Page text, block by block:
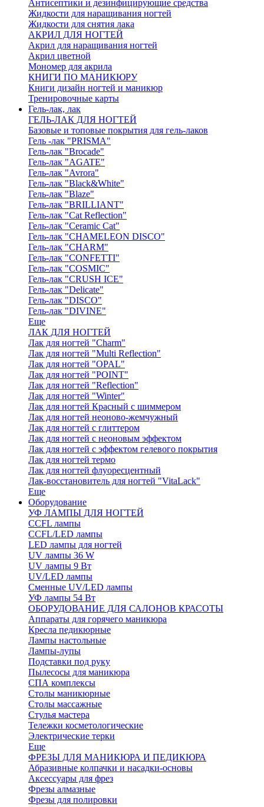
Антисептики и дезинфицирующие средства
Жидкости для наращивания ногтей
Жидкости для снятия лака
АКРИЛ ДЛЯ НОГТЕЙ
Акрил для наращивания ногтей
Акрил цветной
Мономер для акрила
КНИГИ ПО МАНИКЮРУ
Книги дизайн ногтей и маникюр
Тренировочные карты
Гель-лак, лак
ГЕЛЬ-ЛАК ДЛЯ НОГТЕЙ
Базовые и топовые покрытия для гель-лаков
Гель -лак "PRISMA"
Гель-лак "Brocade"
Гель-лак "AGATE"
Гель-лак "Avrora"
Гель-лак "Black&White"
Гель-лак "Blaze"
Гель-лак "BRILLIANT"
Гель-лак "Cat Reflection"
Гель-лак "Ceramic Cat"
Гель-лак "CHAMELEON DISCO"
Гель-лак "CHARM"
Гель-лак "CONFETTI"
Гель-лак "COSMIC"
Гель-лак "CRUSH ICE"
Гель-лак "Delicate"
Гель-лак "DISCO"
Гель-лак "DIVINE"
Еще
ЛАК ДЛЯ НОГТЕЙ
Лак для ногтей "Charm"
Лак для ногтей "Multi Reflection"
Лак для ногтей "OPAL"
Лак для ногтей "POINT"
Лак для ногтей "Reflection"
Лак для ногтей "Winter"
Лак для ногтей Красный с шиммером
Лак для ногтей неоново-жемчужный
Лак для ногтей с глиттером
Лак для ногтей с неоновым эффектом
Лак для ногтей с эффектом гелевого покрытия
Лак для ногтей термо
Лак для ногтей флуоресцентный
Лак-восстановитель для ногтей "VitaLack"
Еще
Оборудование
УФ ЛАМПЫ ДЛЯ НОГТЕЙ
CCFL лампы
CCFL/LED лампы
LED лампы для ногтей
UV лампы 36 W
UV лампы 9 Вт
UV/LED лампы
Сменные UV/LED лампы
УФ лампы 54 Вт
ОБОРУДОВАНИЕ ДЛЯ САЛОНОВ КРАСОТЫ
Аппараты для горячего маникюра
Кресла педикюрные
Лампы настольные
Лампы-лупы
Подставки под руку
Пылесосы для маникюра
СПА комплексы
Столы маникюрные
Столы массажные
Стулья мастера
Тележки косметологические
Электрические терки
Еще
ФРЕЗЫ ДЛЯ МАНИКЮРА И ПЕДИКЮРА
Абразивные колпачки и насадки-основы
Аксессуары для фрез
Фрезы алмазные
Фрезы для полировки